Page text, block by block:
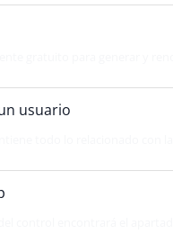
usuario